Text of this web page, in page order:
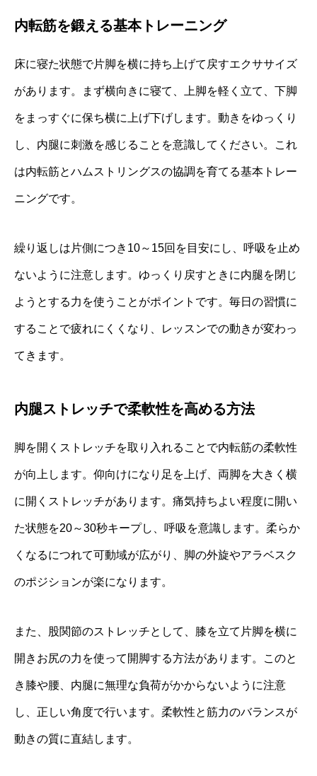
内転筋を鍛える基本トレーニング
床に寝た状態で片脚を横に持ち上げて戻すエクササイズ
があります。まず横向きに寝て、上脚を軽く立て、下脚
をまっすぐに保ち横に上げ下げします。動きをゆっくり
し、内腿に刺激を感じることを意識してください。これ
は内転筋とハムストリングスの協調を育てる基本トレー
ニングです。
繰り返しは片側につき10～15回を目安にし、呼吸を止め
ないように注意します。ゆっくり戻すときに内腿を閉じ
ようとする力を使うことがポイントです。毎日の習慣に
することで疲れにくくなり、レッスンでの動きが変わっ
てきます。
内腿ストレッチで柔軟性を高める方法
脚を開くストレッチを取り入れることで内転筋の柔軟性
が向上します。仰向けになり足を上げ、両脚を大きく横
に開くストレッチがあります。痛気持ちよい程度に開い
た状態を20～30秒キープし、呼吸を意識します。柔らか
くなるにつれて可動域が広がり、脚の外旋やアラベスク
のポジションが楽になります。
また、股関節のストレッチとして、膝を立て片脚を横に
開きお尻の力を使って開脚する方法があります。このと
き膝や腰、内腿に無理な負荷がかからないように注意
し、正しい角度で行います。柔軟性と筋力のバランスが
動きの質に直結します。